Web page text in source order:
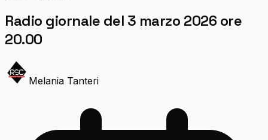
Radio giornale del 3 marzo 2026 ore
20.00
Melania Tanteri